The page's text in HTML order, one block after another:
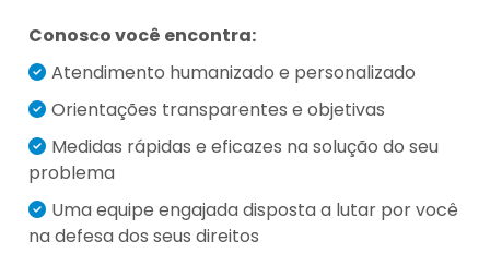
Conosco você encontra:
Atendimento humanizado e personalizado
Orientações transparentes e objetivas
Medidas rápidas e eficazes na solução do seu
problema
Uma equipe engajada disposta a lutar por você
na defesa dos seus direitos